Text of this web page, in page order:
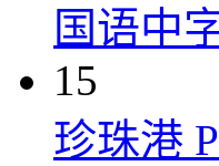
国语中
15
珍珠港